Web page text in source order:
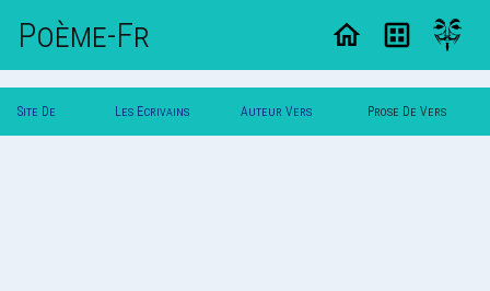
Poème-Fr
Site De Les Ecrivains Auteur Vers Prose De Vers